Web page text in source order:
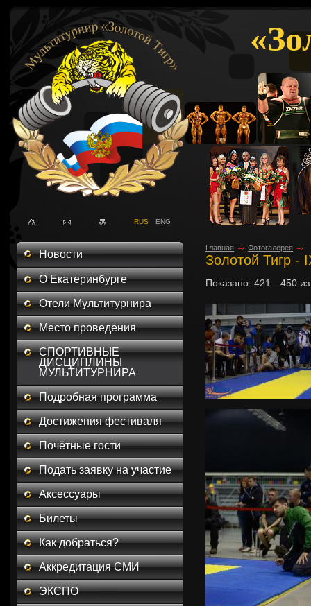
RUS ENG
Новости
О Екатеринбурге
Отели Мультитурнира
Место проведения
СПОРТИВНЫЕ
ДИСЦИПЛИНЫ
МУЛЬТИТУРНИРА
Подробная программа
Достижения фестиваля
Почётные гости
Подать заявку на участие
Аксессуары
Билеты
Как добраться?
Аккредитация СМИ
ЭКСПО
Главная Фотогалерея
Золотой Тигр -
Показано: 421—450